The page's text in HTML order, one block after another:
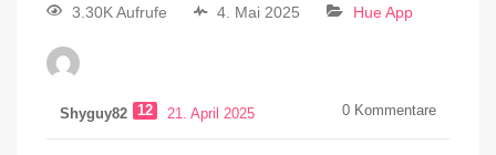
3.30K Aufrufe 4. Mai 2025 Hue App
Shyguy82 12 21. April 2025 0 Kommentare